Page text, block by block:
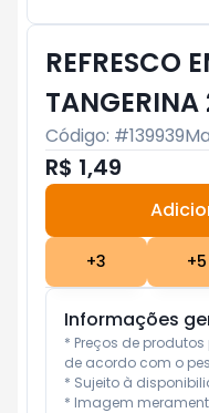
REFRESCO
TANGERINA
Código: #139939
R$ 1,49
+3 +5
Informações
* Preços de
de acordo com o
* Sujeito à
* Imagem